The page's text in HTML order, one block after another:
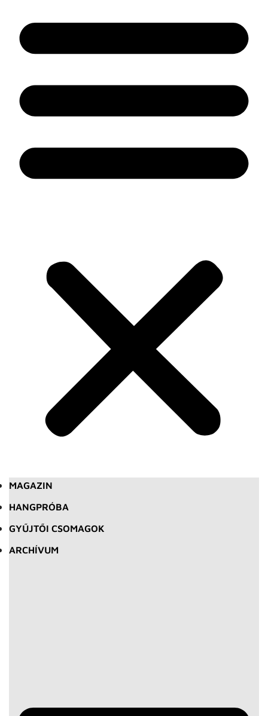
MAGAZIN
HANGPRÓBA
GYŰJTŐI CSOMAGOK
ARCHÍVUM